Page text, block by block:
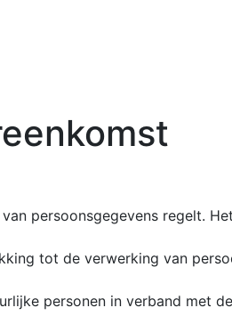
persoonsgegevens regelt.
tot de verwerking van
personen in verband met